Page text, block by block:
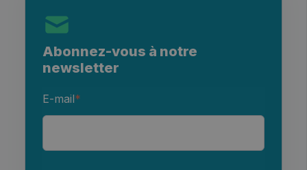
Abonnez-vous à notre
newsletter
E-mail*